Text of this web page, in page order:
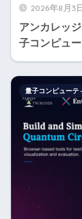
2026年8月3
アンカレッ
子コンピュ
量子コンピューテ